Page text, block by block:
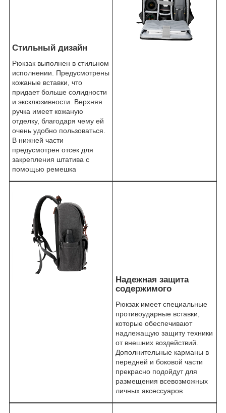
Стильный дизайн
Рюкзак выполнен в стильном
исполнении. Предусмотрены
кожаные вставки, что
придает больше солидности
и эксклюзивности. Верхняя
ручка имеет кожаную
отделку, благодаря чему ей
очень удобно пользоваться.
В нижней части
предусмотрен отсек для
закрепления штатива с
помощью ремешка
Надежная защита
содержимого
Рюкзак имеет специальные
противоударные вставки,
которые обеспечивают
надлежащую защиту техники
от внешних воздействий.
Дополнительные карманы в
передней и боковой части
прекрасно подойдут для
размещения всевозможных
личных аксессуаров